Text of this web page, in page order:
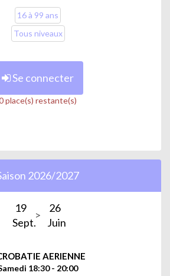
16 à 99 ans
Tous niveaux
Se connecter
place(s) restante(s)
2026/2027
19
Sept.
26
Juin
AERIENNE
18:30 - 20:00